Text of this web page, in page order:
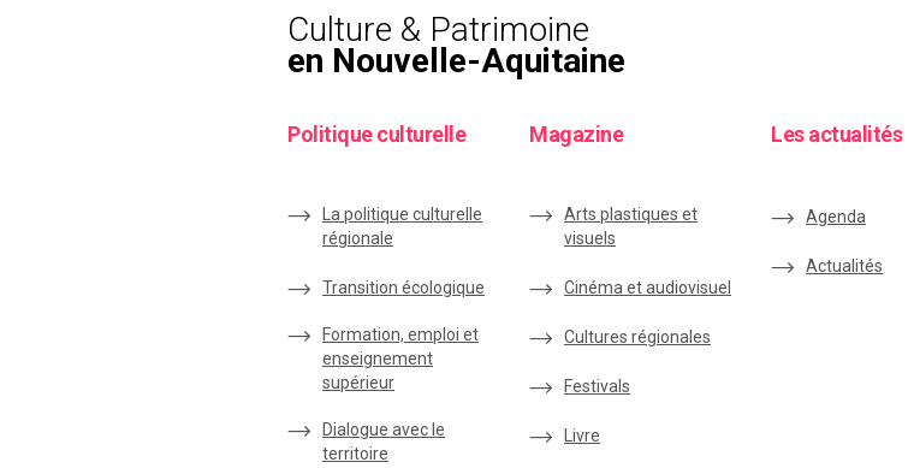
Culture & Patrimoine
en Nouvelle-Aquitaine
Politique culturelle
La politique culturelle
régionale
Transition écologique
Formation, emploi et
enseignement
supérieur
Dialogue avec le
territoire
Magazine
Arts plastiques et
visuels
Cinéma et audiovisuel
Cultures régionales
Festivals
Livre
Les actualités
Agenda
Actualités